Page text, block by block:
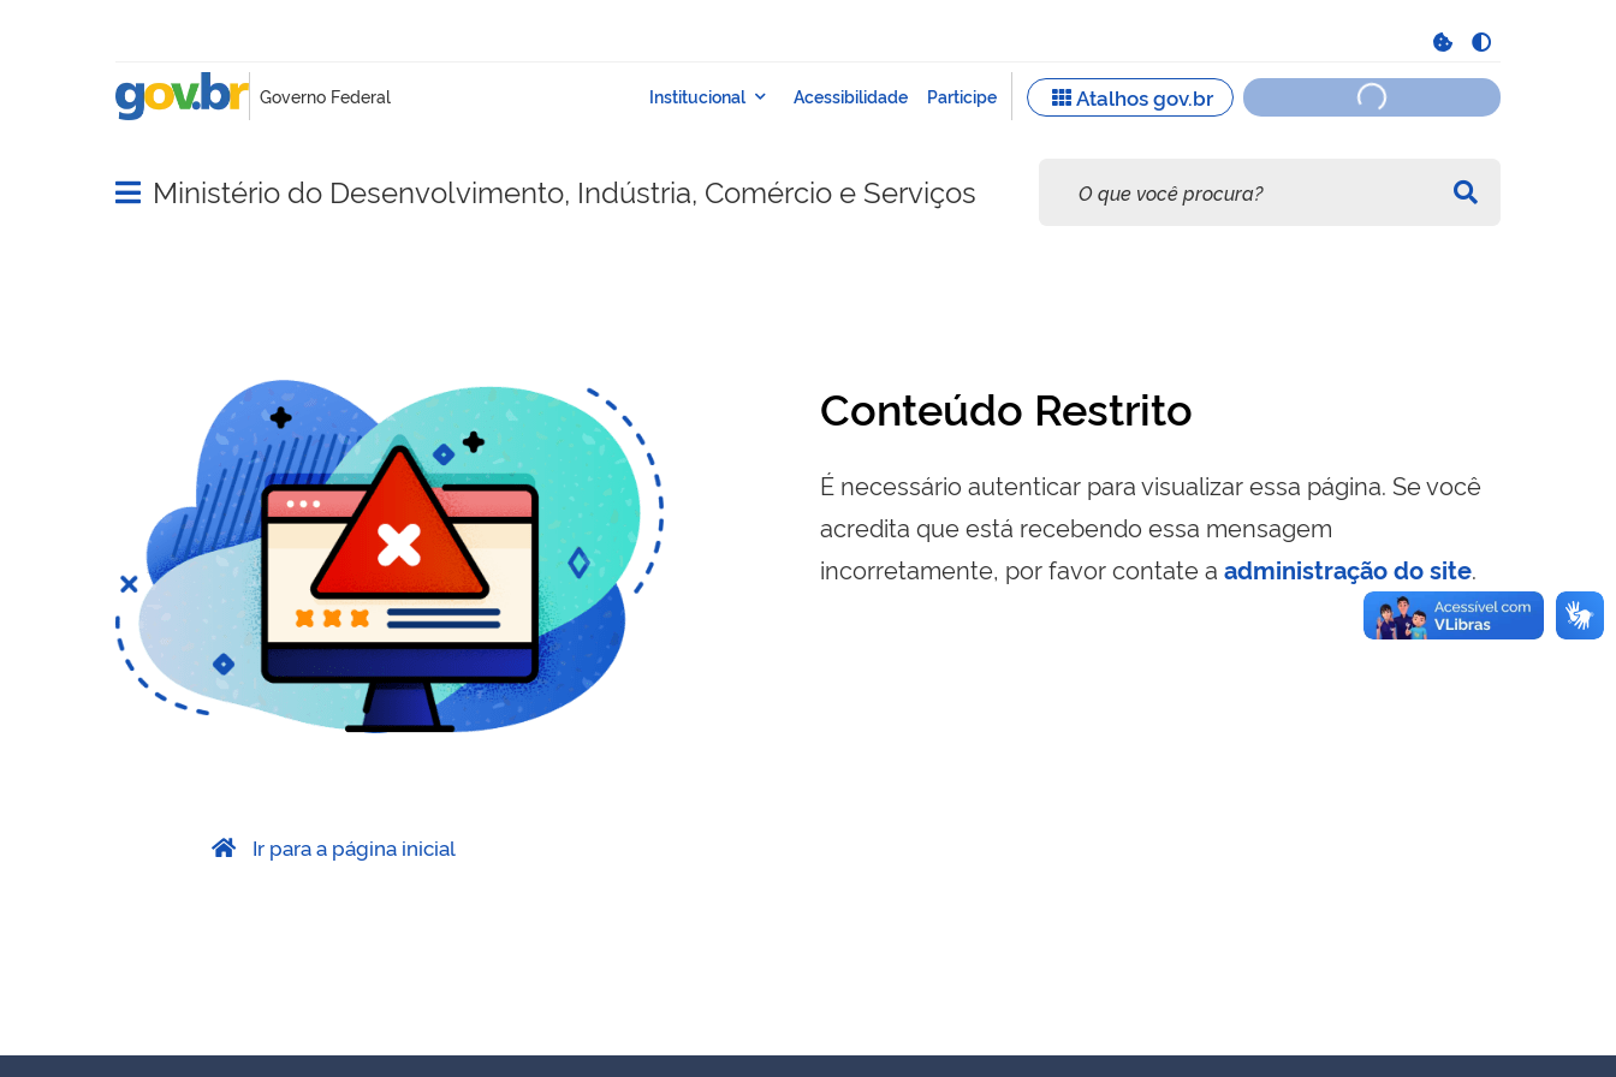
Abrir menu principal de navegação
Ministério do Desenvolvimento, Indústria, Comércio e Serviços
Conteúdo Restrito
É necessário autenticar para visualizar essa página. Se você
acredita que está recebendo essa mensagem
incorretamente, por favor contate a administração do site.
Ir para a página inicial